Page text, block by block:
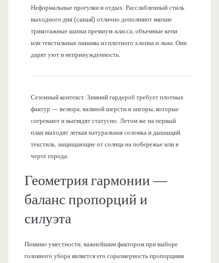
Неформальные прогулки и отдых. Расслабленный стиль
выходного дня (casual) отлично дополняют мягкие
трикотажные шапки премиум-класса, объемные кепи
или текстильные панамы из плотного хлопка и льна. Они
дарят уют и непринужденность.
Сезонный контекст. Зимний гардероб требует плотных
фактур — велюра, валяной шерсти и ангоры, которые
согревают и выглядят статусно. Летом же на первый
план выходят легкая натуральная соломка и дышащий
текстиль, защищающие от солнца на побережье или в
черте города.
Геометрия гармонии —
баланс пропорций и
силуэта
Помимо уместности, важнейшим фактором при выборе
головного убора является его соразмерность пропорциям